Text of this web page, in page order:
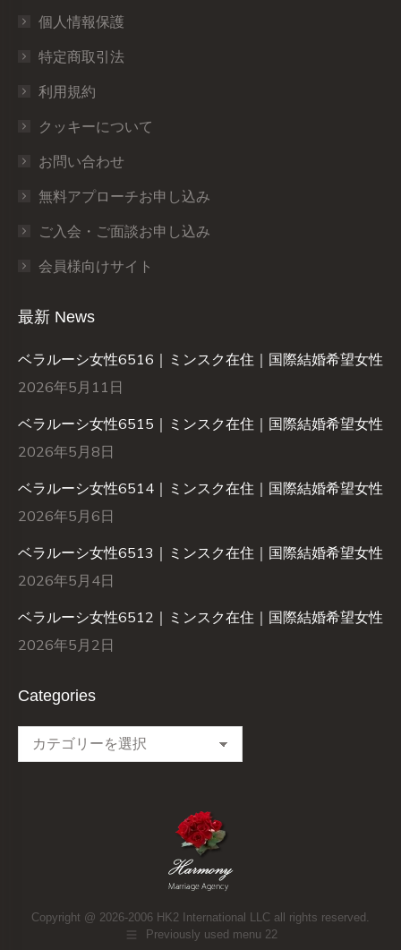
個人情報保護
特定商取引法
利用規約
クッキーについて
お問い合わせ
無料アプローチお申し込み
ご入会・ご面談お申し込み
会員様向けサイト
最新 News
ベラルーシ女性6516｜ミンスク在住｜国際結婚希望女性
2026年5月11日
ベラルーシ女性6515｜ミンスク在住｜国際結婚希望女性
2026年5月8日
ベラルーシ女性6514｜ミンスク在住｜国際結婚希望女性
2026年5月6日
ベラルーシ女性6513｜ミンスク在住｜国際結婚希望女性
2026年5月4日
ベラルーシ女性6512｜ミンスク在住｜国際結婚希望女性
2026年5月2日
Categories
Categories
Copyright @ 2026-2006 HK2 International LLC all rights reserved.
Previously used menu 22